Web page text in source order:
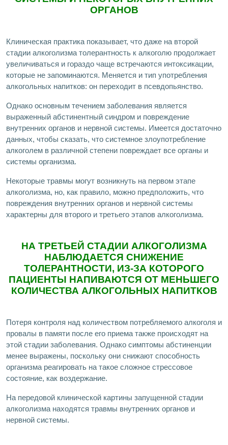
ОРГАНОВ
Клиническая практика показывает, что даже на второй
стадии алкоголизма толерантность к алкоголю продолжает
увеличиваться и гораздо чаще встречаются интоксикации,
которые не запоминаются. Меняется и тип употребления
алкогольных напитков: он переходит в псевдопьянство.
Однако основным течением заболевания является
выраженный абстинентный синдром и повреждение
внутренних органов и нервной системы. Имеется достаточно
данных, чтобы сказать, что системное злоупотребление
алкоголем в различной степени повреждает все органы и
системы организма.
Некоторые травмы могут возникнуть на первом этапе
алкоголизма, но, как правило, можно предположить, что
повреждения внутренних органов и нервной системы
характерны для второго и третьего этапов алкоголизма.
НА ТРЕТЬЕЙ СТАДИИ АЛКОГОЛИЗМА
НАБЛЮДАЕТСЯ СНИЖЕНИЕ
ТОЛЕРАНТНОСТИ, ИЗ-ЗА КОТОРОГО
ПАЦИЕНТЫ НАПИВАЮТСЯ ОТ МЕНЬШЕГО
КОЛИЧЕСТВА АЛКОГОЛЬНЫХ НАПИТКОВ
Потеря контроля над количеством потребляемого алкоголя и
провалы в памяти после его приема также происходят на
этой стадии заболевания. Однако симптомы абстиненции
менее выражены, поскольку они снижают способность
организма реагировать на такое сложное стрессовое
состояние, как воздержание.
На передовой клинической картины запущенной стадии
алкоголизма находятся травмы внутренних органов и
нервной системы.